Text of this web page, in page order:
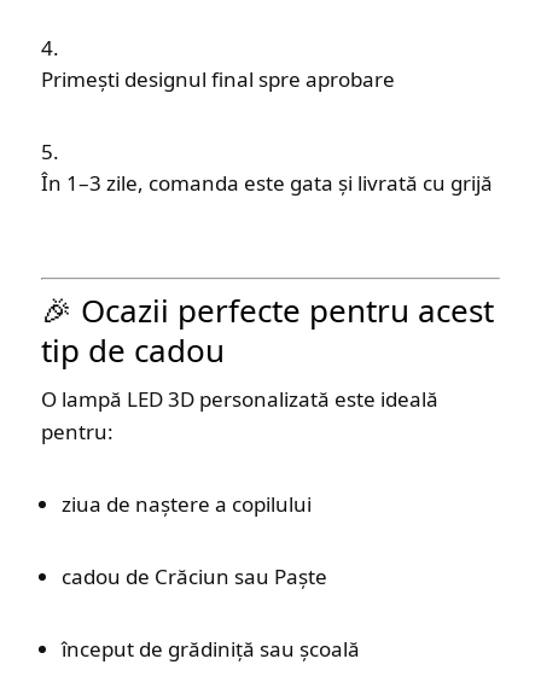
Primești designul final spre aprobare
În 1–3 zile, comanda este gata și livrată cu grijă
🎉 Ocazii perfecte pentru acest
tip de cadou
O lampă LED 3D personalizată este ideală
pentru:
ziua de naștere a copilului
cadou de Crăciun sau Paște
început de grădiniță sau școală